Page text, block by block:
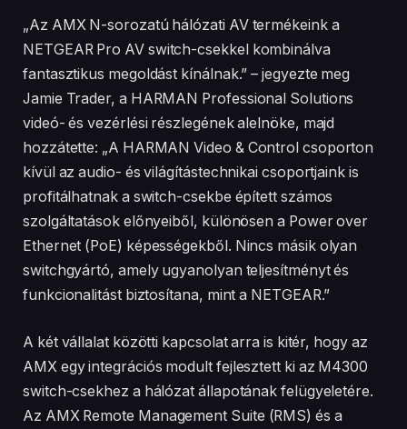
„Az AMX N-sorozatú hálózati AV termékeink a
NETGEAR Pro AV switch-csekkel kombinálva
fantasztikus megoldást kínálnak.” – jegyezte meg
Jamie Trader, a HARMAN Professional Solutions
videó- és vezérlési részlegének alelnöke, majd
hozzátette: „A HARMAN Video & Control csoporton
kívül az audio- és világítástechnikai csoportjaink is
profitálhatnak a switch-csekbe épített számos
szolgáltatások előnyeiből, különösen a Power over
Ethernet (PoE) képességekből. Nincs másik olyan
switchgyártó, amely ugyanolyan teljesítményt és
funkcionalitást biztosítana, mint a NETGEAR.”
A két vállalat közötti kapcsolat arra is kitér, hogy az
AMX egy integrációs modult fejlesztett ki az M4300
switch-csekhez a hálózat állapotának felügyeletére.
Az AMX Remote Management Suite (RMS) és a